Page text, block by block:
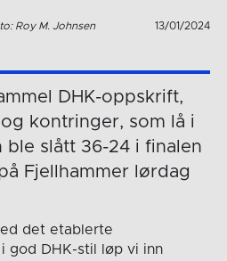
Roy M. Johnsen 13/01/2024
DHK-oppskrift,
kontringer, som lå i
ble slått 36-24 i finalen
Fjellhammer lørdag
det etablerte
god DHK-stil løp vi inn